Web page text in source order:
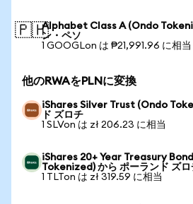
🇵🇭Alphabet Class A (Ondo
ン・ペソ
1 GOOGLon は ₱21,991.96 に相当
他のRWAをPLNに変換
iShares Silver Trust (Ondo
ド ズロチ
1 SLVon は zł 206.23 に相当
iShares 20+ Year Treasury
Tokenized) から ポーランド ズロ
1 TLTon は zł 319.59 に相当